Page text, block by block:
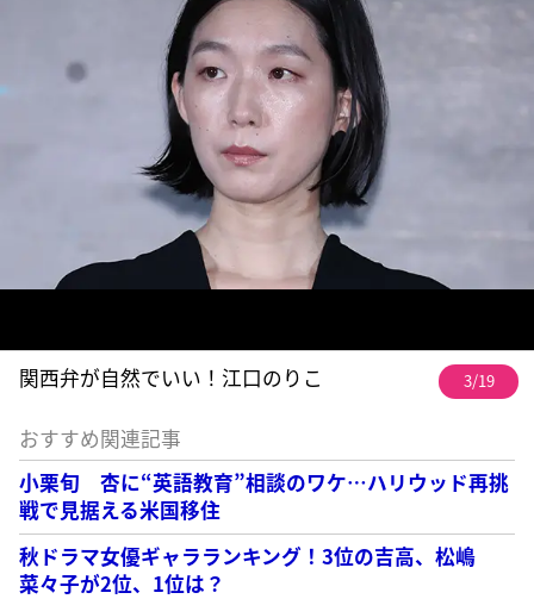
関西弁が自然でいい！江口のりこ 3/19
おすすめ関連記事
小栗旬 杏に“英語教育”相談のワケ…ハリウッド再挑
戦で見据える米国移住
秋ドラマ女優ギャラランキング！3位の吉高、松嶋
菜々子が2位、1位は？